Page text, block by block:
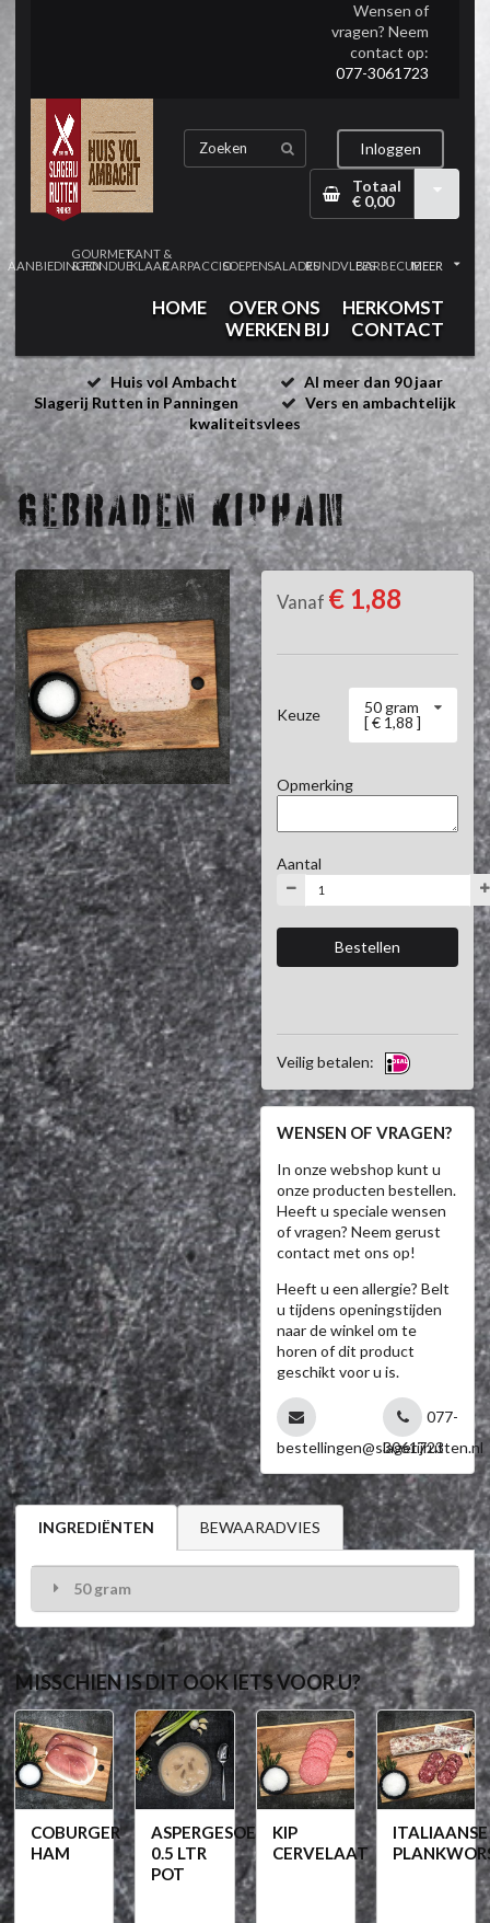
Wensen of
vragen? Neem
contact op:
077-3061723
Inloggen
Totaal
€ 0,00
AANBIEDINGEN
GOURMET
& FONDUE
KANT &
KLAARCARPACCIOSOEPENSALADESRUNDVLEESBARBECUEMEER
HOME OVER ONS
HERKOMST
WERKEN BIJ
CONTACT
Huis vol Ambacht
Al meer dan 90 jaar
Slagerij Rutten in Panningen
Vers en ambachtelijk
kwaliteitsvlees
GEBRADEN KIPHAM
Vanaf € 1,88
Keuze
50 gram
[ € 1,88 ]
Opmerking
Aantal
Veilig betalen:
WENSEN OF VRAGEN?
In onze webshop kunt u
onze producten bestellen.
Heeft u speciale wensen
of vragen? Neem gerust
contact met ons op!
Heeft u een allergie? Belt
u tijdens openingstijden
naar de winkel om te
horen of dit product
geschikt voor u is.
bestellingen@slagerijrutten.nl
077-
3061723
INGREDIËNTEN BEWAARADVIES
50 gram
MISSCHIEN IS DIT OOK IETS VOOR U?
COBURGER
HAM
ASPERGESOEP
0.5 LTR
POT
KIP
CERVELAAT
ITALIAANSE